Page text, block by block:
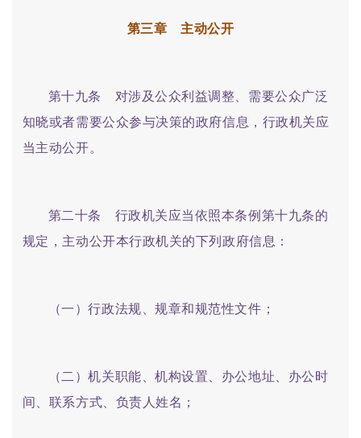
第三章 主动公开
第十九条 对涉及公众利益调整、需要公众广泛
知晓或者需要公众参与决策的政府信息，行政机关应
当主动公开。
第二十条 行政机关应当依照本条例第十九条的
规定，主动公开本行政机关的下列政府信息：
（一）行政法规、规章和规范性文件；
（二）机关职能、机构设置、办公地址、办公时
间、联系方式、负责人姓名；